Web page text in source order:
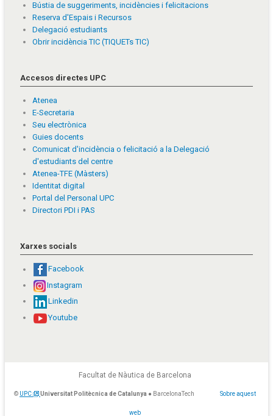
Bústia de suggeriments, incidències i felicitacions
Reserva d'Espais i Recursos
Delegació estudiants
Obrir incidència TIC (TIQUETs TIC)
Accesos directes UPC
Atenea
E-Secretaria
Seu electrònica
Guies docents
Comunicat d'incidència o felicitació a la Delegació
d'estudiants del centre
Atenea-TFE (Màsters)
Identitat digital
Portal del Personal UPC
Directori PDI i PAS
Xarxes socials
Facebook
Instagram
Linkedin
Youtube
Facultat de Nàutica de Barcelona
© UPC Universitat Politècnica de Catalunya ● BarcelonaTech Sobre aquest
web